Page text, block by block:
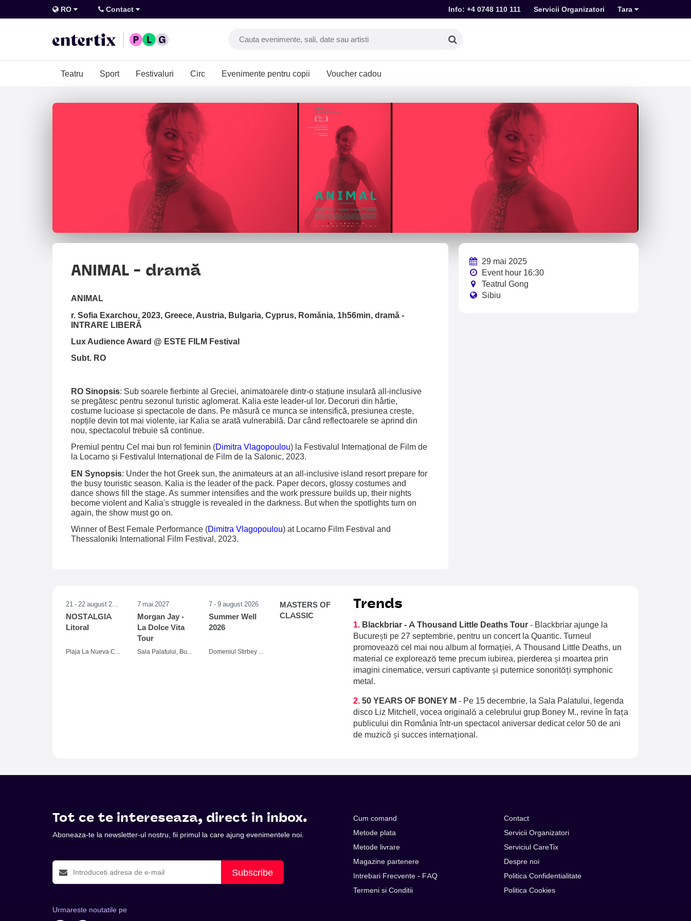
RO Contact Info: +4 0748 110 111 Servicii Organizatori Tara
Teatru Sport Festivaluri Circ Evenimente pentru copii Voucher cadou
ANIMAL - dramă
ANIMAL
r. Sofia Exarchou, 2023, Greece, Austria, Bulgaria, Cyprus, Romănia, 1h56min, dramă -
INTRARE LIBERĂ
Lux Audience Award @ ESTE FILM Festival
Subt. RO
RO Sinopsis: Sub soarele fierbinte al Greciei, animatoarele dintr-o stațiune insulară all-inclusive
se pregătesc pentru sezonul turistic aglomerat. Kalia este leader-ul lor. Decoruri din hârtie,
costume lucioase și spectacole de dans. Pe măsură ce munca se intensifică, presiunea crește,
nopțile devin tot mai violente, iar Kalia se arată vulnerabilă. Dar când reflectoarele se aprind din
nou, spectacolul trebuie să continue.
Premiul pentru Cel mai bun rol feminin (Dimitra Vlagopoulou) la Festivalul Internațional de Film de
la Locarno și Festivalul Internațional de Film de la Salonic, 2023.
EN Synopsis: Under the hot Greek sun, the animateurs at an all-inclusive island resort prepare for
the busy touristic season. Kalia is the leader of the pack. Paper decors, glossy costumes and
dance shows fill the stage. As summer intensifies and the work pressure builds up, their nights
become violent and Kalia's struggle is revealed in the darkness. But when the spotlights turn on
again, the show must go on.
Winner of Best Female Performance (Dimitra Vlagopoulou) at Locarno Film Festival and
Thessaloniki International Film Festival, 2023.
29 mai 2025
Event hour 16:30
Teatrul Gong
Sibiu
21 - 22 august 2026
NOSTALGIA
Litoral
Plaja La Nueva Cucaracha, Mamaia
7 mai 2027
Morgan Jay -
La Dolce Vita
Tour
Sala Palatului, Bucuresti
7 - 9 august 2026
Summer Well
2026
Domeniul Stirbey Voda, Buftea
MASTERS OF
CLASSIC
Trends
1. Blackbriar - A Thousand Little Deaths Tour - Blackbriar ajunge la
București pe 27 septembrie, pentru un concert la Quantic. Turneul
promovează cel mai nou album al formației, A Thousand Little Deaths, un
material ce explorează teme precum iubirea, pierderea și moartea prin
imagini cinematice, versuri captivante și puternice sonorități symphonic
metal.
2. 50 YEARS OF BONEY M - Pe 15 decembrie, la Sala Palatului, legenda
disco Liz Mitchell, vocea originală a celebrului grup Boney M., revine în fața
publicului din România într-un spectacol aniversar dedicat celor 50 de ani
de muzică și succes internațional.
Tot ce te intereseaza, direct in inbox.
Aboneaza-te la newsletter-ul nostru, fii primul la care ajung evenimentele noi.
Subscribe
Urmareste noutatile pe
Cum comand
Metode plata
Metode livrare
Magazine partenere
Intrebari Frecvente - FAQ
Termeni si Conditii
Contact
Servicii Organizatori
Serviciul CareTix
Despre noi
Politica Confidentialitate
Politica Cookies